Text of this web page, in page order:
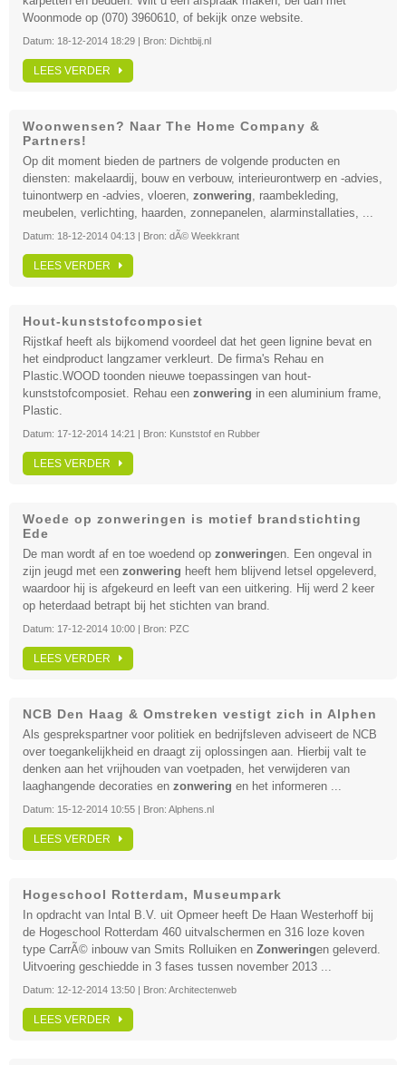
Woonmode op (070) 3960610, of bekijk onze website.
Datum: 18-12-2014 18:29 | Bron: Dichtbij.nl
LEES VERDER
Woonwensen? Naar The Home Company &
Partners!
Op dit moment bieden de partners de volgende producten en
diensten: makelaardij, bouw en verbouw, interieurontwerp en -advies,
tuinontwerp en -advies, vloeren, zonwering, raambekleding,
meubelen, verlichting, haarden, zonnepanelen, alarminstallaties, ...
Datum: 18-12-2014 04:13 | Bron: dÃ© Weekkrant
LEES VERDER
Hout-kunststofcomposiet
Rijstkaf heeft als bijkomend voordeel dat het geen lignine bevat en
het eindproduct langzamer verkleurt. De firma's Rehau en
Plastic.WOOD toonden nieuwe toepassingen van hout-
kunststofcomposiet. Rehau een zonwering in een aluminium frame,
Plastic.
Datum: 17-12-2014 14:21 | Bron: Kunststof en Rubber
LEES VERDER
Woede op zonweringen is motief brandstichting
Ede
De man wordt af en toe woedend op zonweringen. Een ongeval in
zijn jeugd met een zonwering heeft hem blijvend letsel opgeleverd,
waardoor hij is afgekeurd en leeft van een uitkering. Hij werd 2 keer
op heterdaad betrapt bij het stichten van brand.
Datum: 17-12-2014 10:00 | Bron: PZC
LEES VERDER
NCB Den Haag & Omstreken vestigt zich in Alphen
Als gesprekspartner voor politiek en bedrijfsleven adviseert de NCB
over toegankelijkheid en draagt zij oplossingen aan. Hierbij valt te
denken aan het vrijhouden van voetpaden, het verwijderen van
laaghangende decoraties en zonwering en het informeren ...
Datum: 15-12-2014 10:55 | Bron: Alphens.nl
LEES VERDER
Hogeschool Rotterdam, Museumpark
In opdracht van Intal B.V. uit Opmeer heeft De Haan Westerhoff bij
de Hogeschool Rotterdam 460 uitvalschermen en 316 loze koven
type CarrÃ© inbouw van Smits Rolluiken en Zonweringen geleverd.
Uitvoering geschiedde in 3 fases tussen november 2013 ...
Datum: 12-12-2014 13:50 | Bron: Architectenweb
LEES VERDER